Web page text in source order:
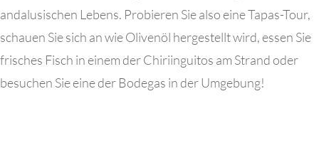
andalusischen Lebens. Probieren Sie also eine Tapas-Tour,
schauen Sie sich an wie Olivenöl hergestellt wird, essen Sie
frisches Fisch in einem der Chiriinguitos am Strand oder
besuchen Sie eine der Bodegas in der Umgebung!